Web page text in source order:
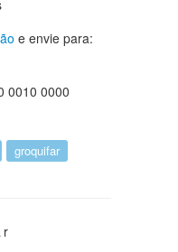
e envie para:
0010 0000
groquifar